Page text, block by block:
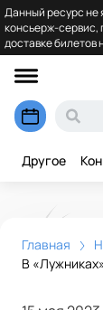
Данный ресурс не
консьерж-сервис,
доставке билетов
Другое
Главная
В